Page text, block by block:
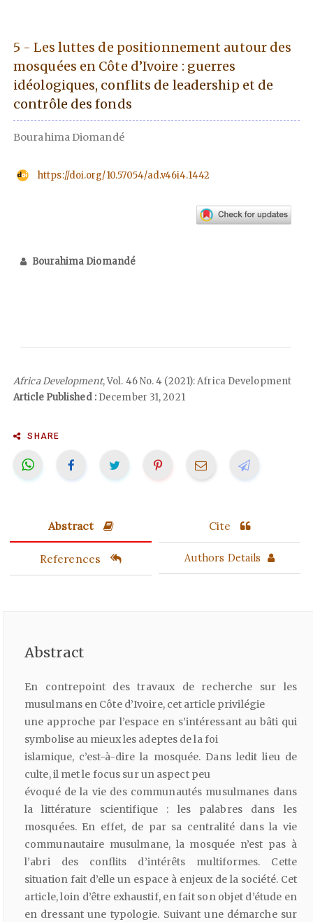
5 - Les luttes de positionnement autour des
mosquées en Côte d’Ivoire : guerres
idéologiques, conflits de leadership et de
contrôle des fonds
Bourahima Diomandé
https://doi.org/10.57054/ad.v46i4.1442
Bourahima Diomandé
Africa Development, Vol. 46 No. 4 (2021): Africa Development
Article Published :December 31, 2021
SHARE
Abstract Cite
References Authors Details
Abstract
En contrepoint des travaux de recherche sur les
musulmans en Côte d’Ivoire, cet article privilégie
une approche par l’espace en s’intéressant au bâti qui
symbolise au mieux les adeptes de la foi
islamique, c’est-à-dire la mosquée. Dans ledit lieu de
culte, il met le focus sur un aspect peu
évoqué de la vie des communautés musulmanes dans
la littérature scientifique : les palabres dans les
mosquées. En effet, de par sa centralité dans la vie
communautaire musulmane, la mosquée n’est pas à
l’abri des conflits d’intérêts multiformes. Cette
situation fait d’elle un espace à enjeux de la société. Cet
article, loin d’être exhaustif, en fait son objet d’étude en
en dressant une typologie. Suivant une démarche sur